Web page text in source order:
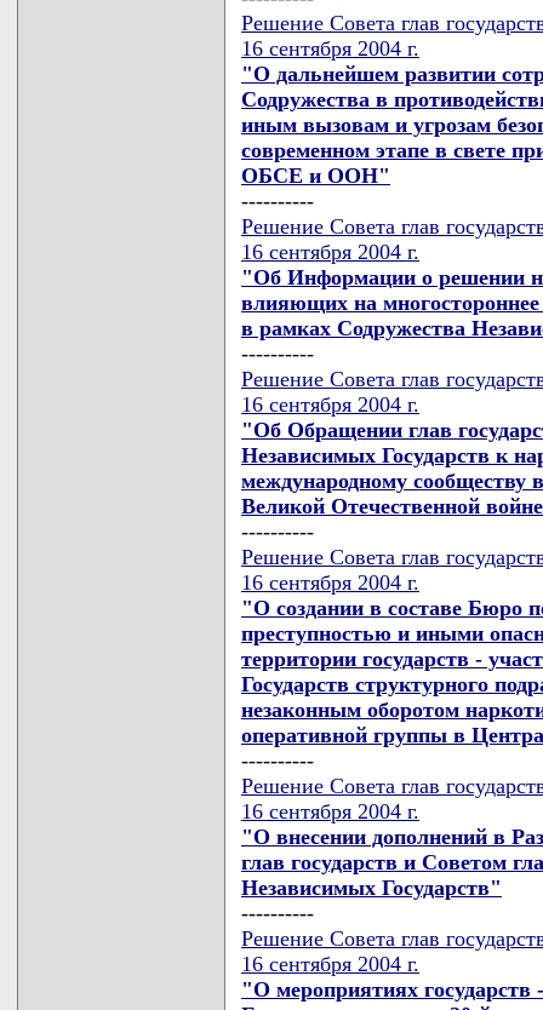
Решение Совета глав
16 сентября 2004 г.
"О дальнейшем развитии
Содружества в
иным вызовам и угрозам
современном этапе в свете
ОБСЕ и ООН"
----------
Решение Совета глав
16 сентября 2004 г.
"Об Информации о решении
влияющих на многостороннее
в рамках Содружества
----------
Решение Совета глав
16 сентября 2004 г.
"Об Обращении глав
Независимых Государств к
международному сообществу
Великой Отечественной
----------
Решение Совета глав
16 сентября 2004 г.
"О создании в составе Бюро
преступностью и иными
территории государств -
Государств структурного
незаконным оборотом
оперативной группы в
----------
Решение Совета глав
16 сентября 2004 г.
"О внесении дополнений в
глав государств и Советом
Независимых Государств"
----------
Решение Совета глав
16 сентября 2004 г.
"О мероприятиях